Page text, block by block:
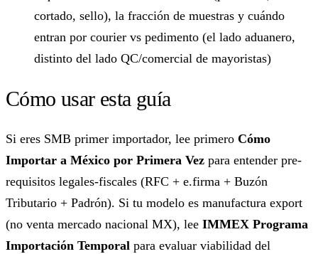
cortado, sello), la fracción de muestras y cuándo
entran por courier vs pedimento (el lado aduanero,
distinto del lado QC/comercial de mayoristas)
Cómo usar esta guía
Si eres SMB primer importador, lee primero Cómo
Importar a México por Primera Vez para entender pre-
requisitos legales-fiscales (RFC + e.firma + Buzón
Tributario + Padrón). Si tu modelo es manufactura export
(no venta mercado nacional MX), lee IMMEX Programa
Importación Temporal para evaluar viabilidad del